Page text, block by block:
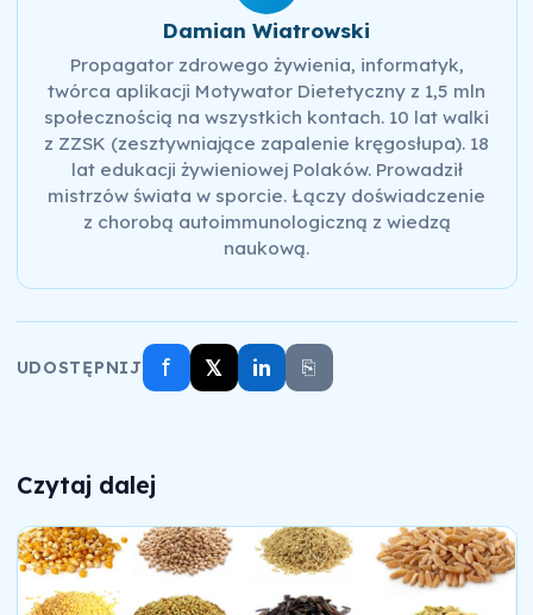
Damian Wiatrowski
Propagator zdrowego żywienia, informatyk,
twórca aplikacji Motywator Dietetyczny z 1,5 mln
społecznością na wszystkich kontach. 10 lat walki
z ZZSK (zesztywniające zapalenie kręgosłupa). 18
lat edukacji żywieniowej Polaków. Prowadził
mistrzów świata w sporcie. Łączy doświadczenie
z chorobą autoimmunologiczną z wiedzą
naukową.
UDOSTĘPNIJ f 𝕏 in ⎘
Czytaj dalej